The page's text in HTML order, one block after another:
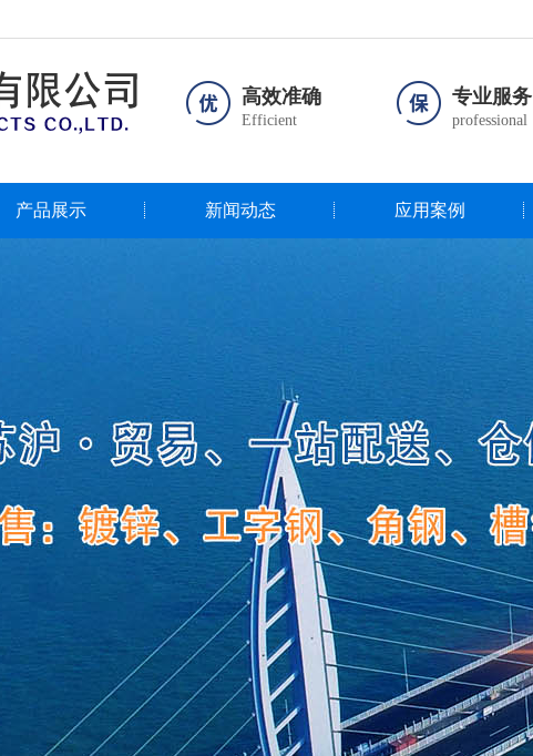
高效准确
Efficient
专业服务
professional
产品展示 新闻动态 应用案例